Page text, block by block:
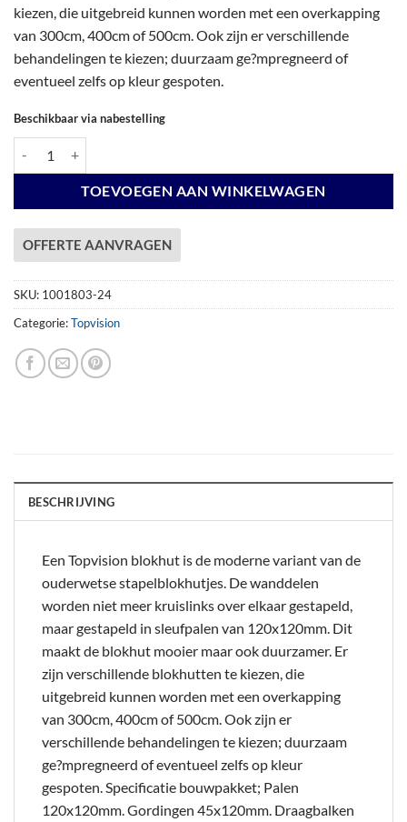
kiezen, die uitgebreid kunnen worden met een overkapping
van 300cm, 400cm of 500cm. Ook zijn er verschillende
behandelingen te kiezen; duurzaam ge?mpregneerd of
eventueel zelfs op kleur gespoten.
Beschikbaar via nabestelling
TOEVOEGEN AAN WINKELWAGEN
OFFERTE AANVRAGEN
SKU: 1001803-24
Categorie:Topvision
BESCHRIJVING
Een Topvision blokhut is de moderne variant van de
ouderwetse stapelblokhutjes. De wanddelen
worden niet meer kruislinks over elkaar gestapeld,
maar gestapeld in sleufpalen van 120x120mm. Dit
maakt de blokhut mooier maar ook duurzamer. Er
zijn verschillende blokhutten te kiezen, die
uitgebreid kunnen worden met een overkapping
van 300cm, 400cm of 500cm. Ook zijn er
verschillende behandelingen te kiezen; duurzaam
ge?mpregneerd of eventueel zelfs op kleur
gespoten. Specificatie bouwpakket; Palen
120x120mm. Gordingen 45x120mm. Draagbalken